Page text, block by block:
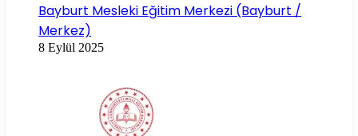
Bayburt Mesleki Eğitim Merkezi (Bayburt /
Merkez)
8 Eylül 2025